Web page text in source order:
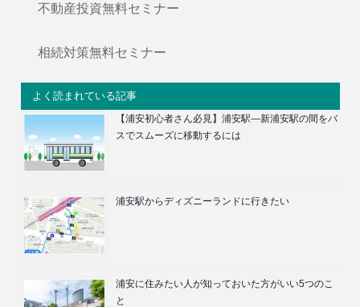
不動産投資無料セミナー
相続対策無料セミナー
よく読まれている記事
【浦安初心者さん必見】浦安駅―新浦安駅の間をバ
スでスムーズに移動するには
浦安駅からディズニーランドに行きたい
浦安に住みたい人が知っておいた方がいい5つのこ
と